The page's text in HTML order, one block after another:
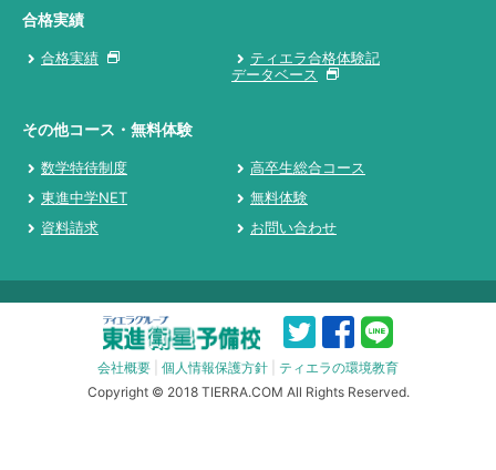
合格実績
合格実績
ティエラ合格体験記
データベース
その他コース・無料体験
数学特待制度
高卒生総合コース
東進中学NET
無料体験
資料請求
お問い合わせ
会社概要 個人情報保護方針
ティエラの環境教育
Copyright © 2018 TIERRA.COM All Rights Reserved.